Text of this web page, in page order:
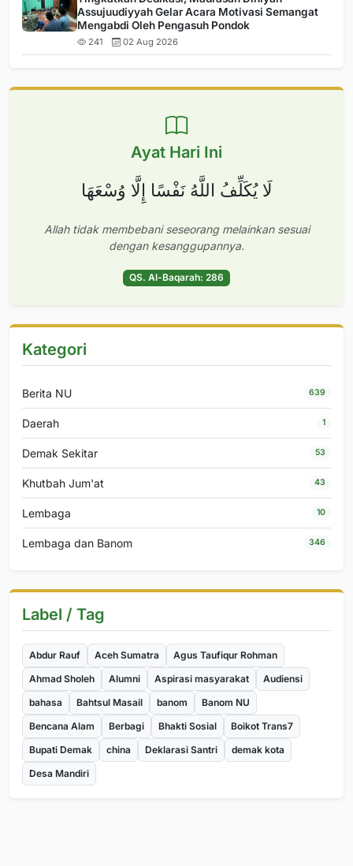
Assujuudiyyah Gelar Acara Motivasi Semangat
Mengabdi Oleh Pengasuh Pondok
241 02 Aug 2026
Ayat Hari Ini
لَا يُكَلِّفُ اللَّهُ نَفْسًا إِلَّا وُسْعَهَا
Allah tidak membebani seseorang melainkan sesuai
dengan kesanggupannya.
QS. Al-Baqarah: 286
Kategori
Berita NU 639
Daerah 1
Demak Sekitar 53
Khutbah Jum'at 43
Lembaga 10
Lembaga dan Banom 346
Label / Tag
Abdur Rauf Aceh Sumatra
Agus Taufiqur Rohman
Ahmad Sholeh
Alumni Aspirasi masyarakat
Audiensi
bahasa
Bahtsul Masail banom
Banom NU
Bencana Alam
Berbagi Bhakti Sosial
Boikot Trans7
Bupati Demak
china Deklarasi Santri
demak kota
Desa Mandiri